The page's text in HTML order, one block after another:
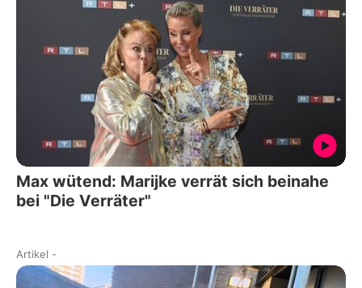
Max wütend: Marijke verrät sich beinahe
bei "Die Verräter"
Artikel -